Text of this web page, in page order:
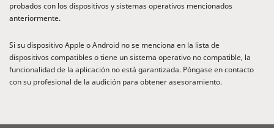
probados con los dispositivos y sistemas operativos mencionados
anteriormente.
Si su dispositivo Apple o Android no se menciona en la lista de
dispositivos compatibles o tiene un sistema operativo no compatible, la
funcionalidad de la aplicación no está garantizada. Póngase en contacto
con su profesional de la audición para obtener asesoramiento.